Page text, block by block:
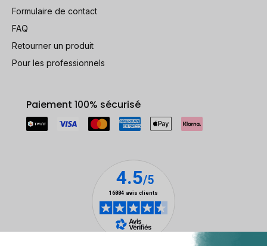
Formulaire de contact
FAQ
Retourner un produit
Pour les professionnels
Paiement 100% sécurisé